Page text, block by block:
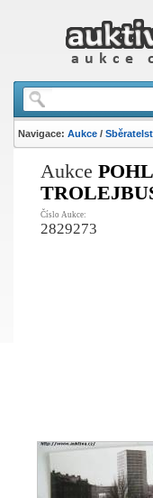
Navigace: Aukce/
Aukce
Číslo Aukce:
2829273